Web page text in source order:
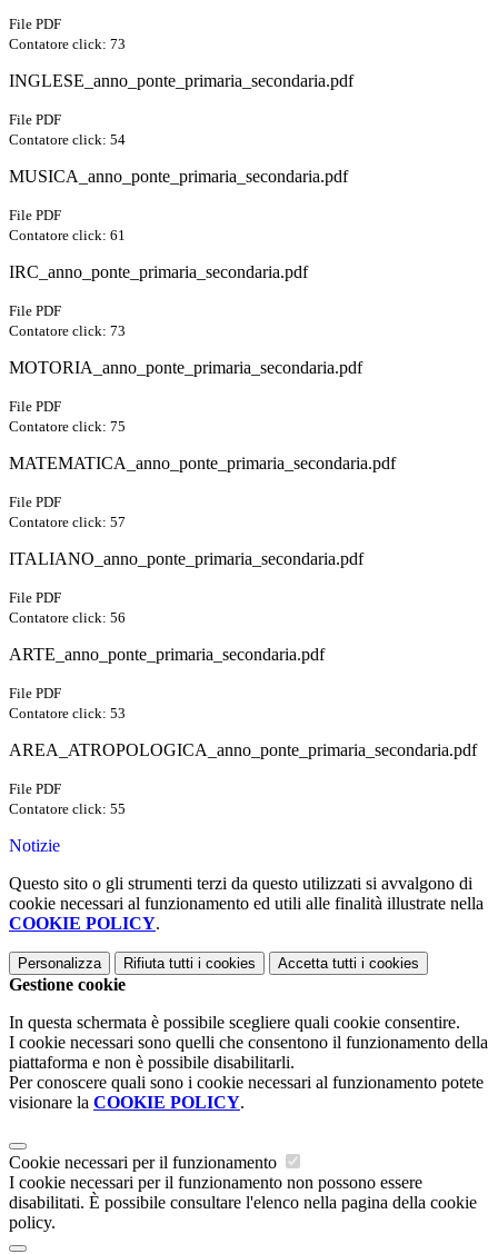
File PDF
Contatore click: 73
INGLESE_anno_ponte_primaria_secondaria.pdf
File PDF
Contatore click: 54
MUSICA_anno_ponte_primaria_secondaria.pdf
File PDF
Contatore click: 61
IRC_anno_ponte_primaria_secondaria.pdf
File PDF
Contatore click: 73
MOTORIA_anno_ponte_primaria_secondaria.pdf
File PDF
Contatore click: 75
MATEMATICA_anno_ponte_primaria_secondaria.pdf
File PDF
Contatore click: 57
ITALIANO_anno_ponte_primaria_secondaria.pdf
File PDF
Contatore click: 56
ARTE_anno_ponte_primaria_secondaria.pdf
File PDF
Contatore click: 53
AREA_ATROPOLOGICA_anno_ponte_primaria_secondaria.pdf
File PDF
Contatore click: 55
Notizie
Questo sito o gli strumenti terzi da questo utilizzati si avvalgono di
cookie necessari al funzionamento ed utili alle finalità illustrate nella
COOKIE POLICY.
Personalizza Rifiuta tutti i cookies Accetta tutti i cookies
Gestione cookie
In questa schermata è possibile scegliere quali cookie consentire.
I cookie necessari sono quelli che consentono il funzionamento della
piattaforma e non è possibile disabilitarli.
Per conoscere quali sono i cookie necessari al funzionamento potete
visionare la COOKIE POLICY.
Cookie necessari per il funzionamento
I cookie necessari per il funzionamento non possono essere
disabilitati. È possibile consultare l'elenco nella pagina della cookie
policy.